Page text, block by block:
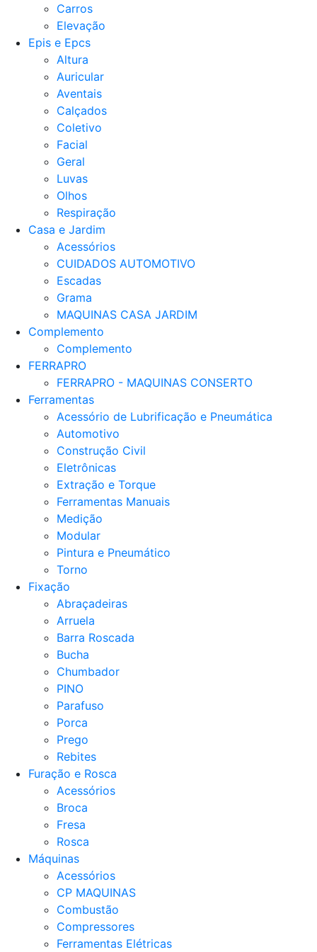
Carros
Elevação
Epis e Epcs
Altura
Auricular
Aventais
Calçados
Coletivo
Facial
Geral
Luvas
Olhos
Respiração
Casa e Jardim
Acessórios
CUIDADOS AUTOMOTIVO
Escadas
Grama
MAQUINAS CASA JARDIM
Complemento
Complemento
FERRAPRO
FERRAPRO - MAQUINAS CONSERTO
Ferramentas
Acessório de Lubrificação e Pneumática
Automotivo
Construção Civil
Eletrônicas
Extração e Torque
Ferramentas Manuais
Medição
Modular
Pintura e Pneumático
Torno
Fixação
Abraçadeiras
Arruela
Barra Roscada
Bucha
Chumbador
PINO
Parafuso
Porca
Prego
Rebites
Furação e Rosca
Acessórios
Broca
Fresa
Rosca
Máquinas
Acessórios
CP MAQUINAS
Combustão
Compressores
Ferramentas Elétricas